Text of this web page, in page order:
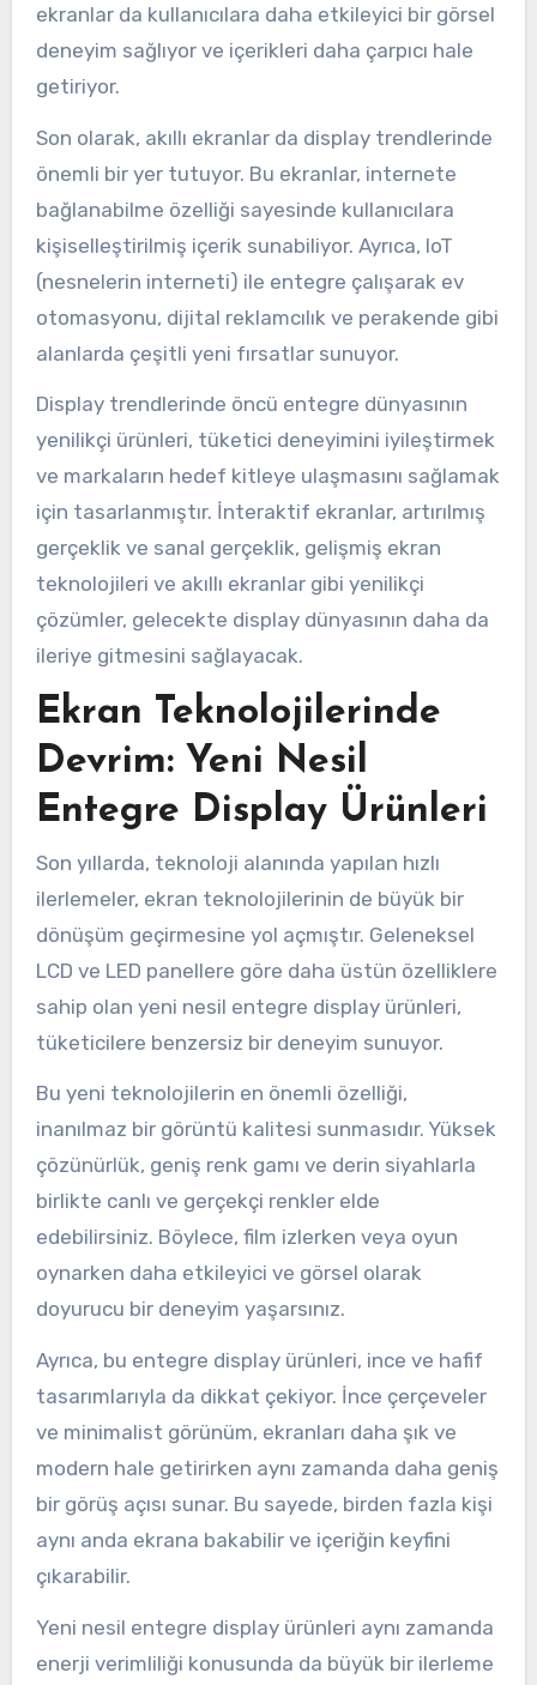
ekranlar da kullanıcılara daha etkileyici bir görsel
deneyim sağlıyor ve içerikleri daha çarpıcı hale
getiriyor.
Son olarak, akıllı ekranlar da display trendlerinde
önemli bir yer tutuyor. Bu ekranlar, internete
bağlanabilme özelliği sayesinde kullanıcılara
kişiselleştirilmiş içerik sunabiliyor. Ayrıca, IoT
(nesnelerin interneti) ile entegre çalışarak ev
otomasyonu, dijital reklamcılık ve perakende gibi
alanlarda çeşitli yeni fırsatlar sunuyor.
Display trendlerinde öncü entegre dünyasının
yenilikçi ürünleri, tüketici deneyimini iyileştirmek
ve markaların hedef kitleye ulaşmasını sağlamak
için tasarlanmıştır. İnteraktif ekranlar, artırılmış
gerçeklik ve sanal gerçeklik, gelişmiş ekran
teknolojileri ve akıllı ekranlar gibi yenilikçi
çözümler, gelecekte display dünyasının daha da
ileriye gitmesini sağlayacak.
Ekran Teknolojilerinde
Devrim: Yeni Nesil
Entegre Display Ürünleri
Son yıllarda, teknoloji alanında yapılan hızlı
ilerlemeler, ekran teknolojilerinin de büyük bir
dönüşüm geçirmesine yol açmıştır. Geleneksel
LCD ve LED panellere göre daha üstün özelliklere
sahip olan yeni nesil entegre display ürünleri,
tüketicilere benzersiz bir deneyim sunuyor.
Bu yeni teknolojilerin en önemli özelliği,
inanılmaz bir görüntü kalitesi sunmasıdır. Yüksek
çözünürlük, geniş renk gamı ve derin siyahlarla
birlikte canlı ve gerçekçi renkler elde
edebilirsiniz. Böylece, film izlerken veya oyun
oynarken daha etkileyici ve görsel olarak
doyurucu bir deneyim yaşarsınız.
Ayrıca, bu entegre display ürünleri, ince ve hafif
tasarımlarıyla da dikkat çekiyor. İnce çerçeveler
ve minimalist görünüm, ekranları daha şık ve
modern hale getirirken aynı zamanda daha geniş
bir görüş açısı sunar. Bu sayede, birden fazla kişi
aynı anda ekrana bakabilir ve içeriğin keyfini
çıkarabilir.
Yeni nesil entegre display ürünleri aynı zamanda
enerji verimliliği konusunda da büyük bir ilerleme